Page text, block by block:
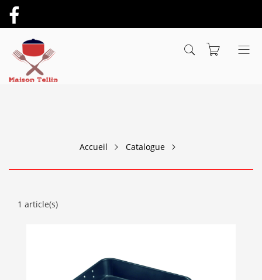
Accueil Catalogue
1 article(s)